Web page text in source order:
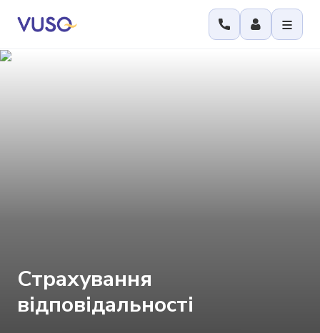
Страхування
відповідальності